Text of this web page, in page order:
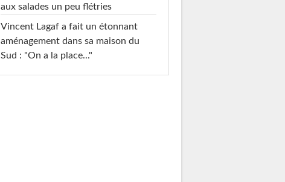
aux salades un peu flétries
Vincent Lagaf a fait un étonnant
aménagement dans sa maison du
Sud : "On a la place..."